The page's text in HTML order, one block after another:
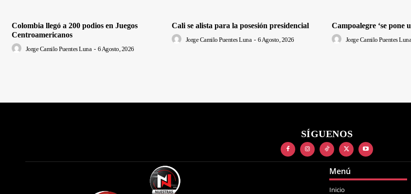
Colombia llegó a 200 podios en Juegos
Centroamericanos
Jorge Camilo Puentes Luna - 6 Agosto, 2026
Cali se alista para la posesión presidencial
Jorge Camilo Puentes Luna - 6 Agosto, 2026
Campoalegre ‘se pone
Jorge Camilo Puentes Luna
SÍGUENOS
Menú
Inicio